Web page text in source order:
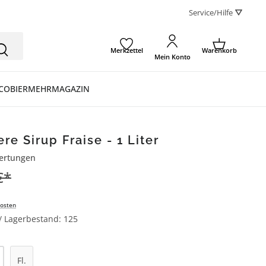
Service/Hilfe ⛛
Merkzettel
Mein Konto
Warenkorb
BIERMEHRMAGAZIN
Sirup Fraise - 1 Liter
von 4.9 von 5 Sternen
Lagerbestand: 125
Gib den gewünschten Wert ein
Fl.